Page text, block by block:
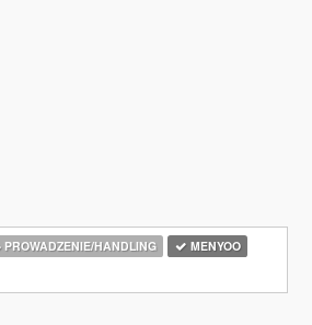
PROWADZENIE/HANDLING
MENYOO